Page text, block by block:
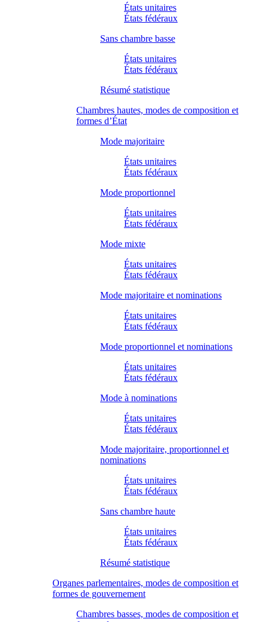
États unitaires
États fédéraux
Sans chambre basse
États unitaires
États fédéraux
Résumé statistique
Chambres hautes, modes de composition et
formes d’État
Mode majoritaire
États unitaires
États fédéraux
Mode proportionnel
États unitaires
États fédéraux
Mode mixte
États unitaires
États fédéraux
Mode majoritaire et nominations
États unitaires
États fédéraux
Mode proportionnel et nominations
États unitaires
États fédéraux
Mode à nominations
États unitaires
États fédéraux
Mode majoritaire, proportionnel et
nominations
États unitaires
États fédéraux
Sans chambre haute
États unitaires
États fédéraux
Résumé statistique
Organes parlementaires, modes de composition et
formes de gouvernement
Chambres basses, modes de composition et